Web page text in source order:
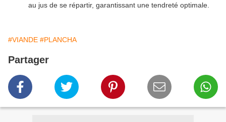
au jus de se répartir, garantissant une tendreté optimale.
#VIANDE #PLANCHA
Partager